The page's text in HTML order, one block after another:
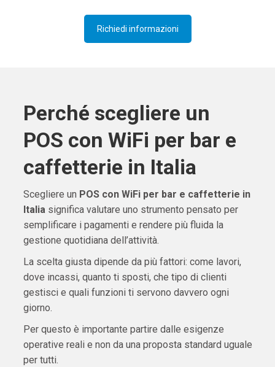
Richiedi informazioni
Perché scegliere un
POS con WiFi per bar e
caffetterie in Italia
Scegliere un POS con WiFi per bar e caffetterie in
Italiasignifica valutare uno strumento pensato per
semplificare i pagamenti e rendere più fluida la
gestione quotidiana dell’attività.
La scelta giusta dipende da più fattori: come lavori,
dove incassi, quanto ti sposti, che tipo di clienti
gestisci e quali funzioni ti servono davvero ogni
giorno.
Per questo è importante partire dalle esigenze
operative reali e non da una proposta standard uguale
per tutti.